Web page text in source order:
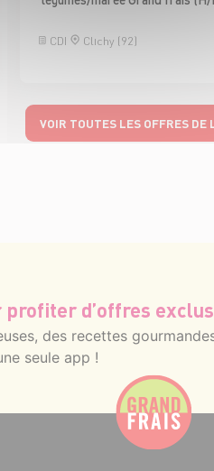
CDI Clichy (92)
profiter d’offres
des recettes
seule app !